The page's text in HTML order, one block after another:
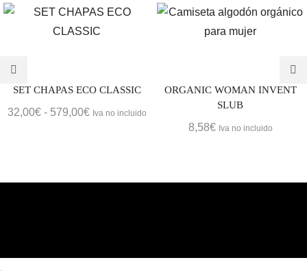
SET CHAPAS ECO CLASSIC
32,00€ - 579,00€Rango
Iva no incluido
ORGANIC WOMAN INVENT
SLUB
8,58€ Iva no incluido